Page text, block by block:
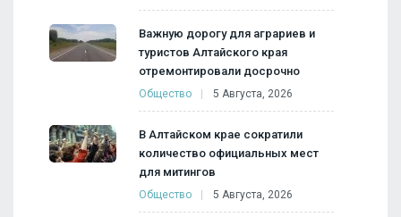
Важную дорогу для аграриев и
туристов Алтайского края
отремонтировали досрочно
Общество 5 Августа, 2026
В Алтайском крае сократили
количество официальных мест
для митингов
Общество 5 Августа, 2026